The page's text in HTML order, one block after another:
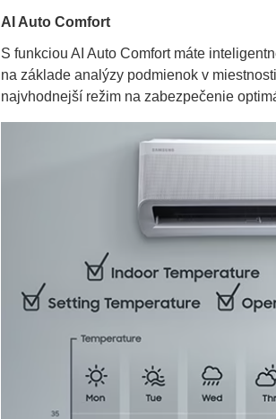
AI Auto Comfort
S funkciou AI Auto Comfort máte
na základe analýzy podmienok v
najvhodnejší režim na zabezpečenie